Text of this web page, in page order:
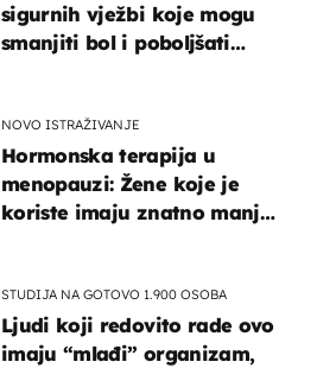
sigurnih vježbi koje mogu
smanjiti bol i poboljšati
NOVO ISTRAŽIVANJE
Hormonska terapija u
menopauzi: Žene koje je
koriste imaju znatno manji
STUDIJA NA GOTOVO 1.900 OSOBA
Ljudi koji redovito rade ovo
imaju “mlađi” organizam,